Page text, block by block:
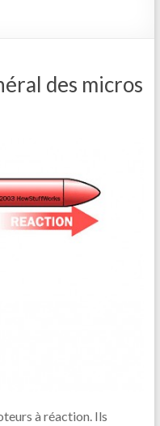
des micros
à réaction. Ils